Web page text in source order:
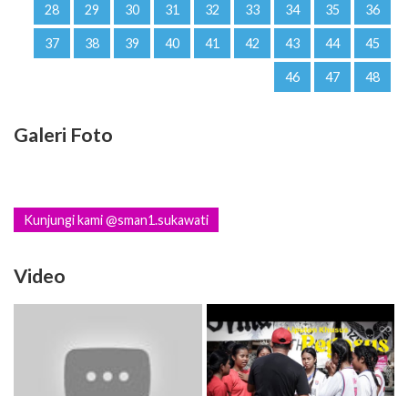
28 29 30 31 32 33 34 35 36
37 38 39 40 41 42 43 44 45
46 47 48
Galeri Foto
Kunjungi kami @sman1.sukawati
Video